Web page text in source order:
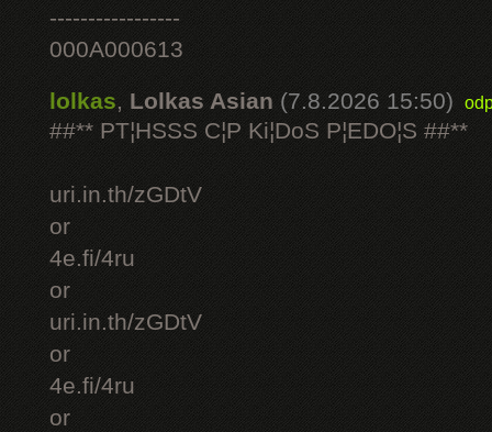
-----------------
000A000613
lolkas, Lolkas Asian (7.8.2026 15:50)
##** PT¦HSSS C¦P Ki¦DoS P¦EDO¦S ##**
uri.in.th/zGDtV
or
4e.fi/4ru
or
uri.in.th/zGDtV
or
4e.fi/4ru
or